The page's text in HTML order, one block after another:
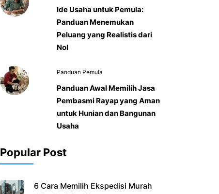
Ide Usaha untuk Pemula:
Panduan Menemukan
Peluang yang Realistis dari
Nol
Panduan Pemula
Panduan Awal Memilih Jasa
Pembasmi Rayap yang Aman
untuk Hunian dan Bangunan
Usaha
Popular Post
6 Cara Memilih Ekspedisi Murah